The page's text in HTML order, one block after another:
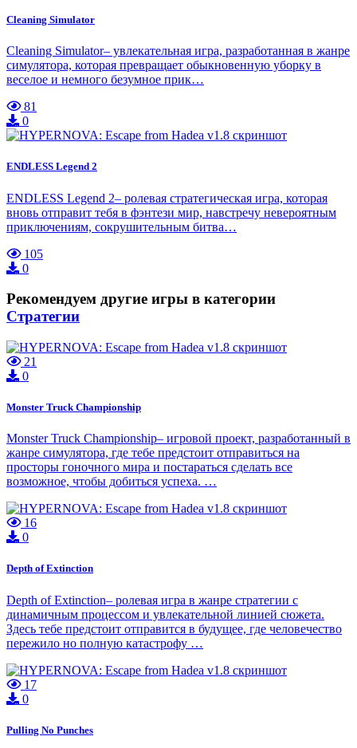
Cleaning Simulator
Cleaning Simulator– увлекательная игра, разработанная в жанре
симулятора, которая превращает обыкновенную уборку в
веселое и немного безумное прик…
81
0
ENDLESS Legend 2
ENDLESS Legend 2– ролевая стратегическая игра, которая
вновь отправит тебя в фэнтези мир, навстречу невероятным
приключениям, сокрушительным битва…
105
0
Рекомендуем другие игры в категории
Стратегии
21
0
Monster Truck Championship
Monster Truck Championship– игровой проект, разработанный в
жанре симулятора, где тебе предстоит отправиться на
просторы гоночного мира и постараться сделать все
возможное, чтобы добиться успеха. …
16
0
Depth of Extinction
Depth of Extinction– ролевая игра в жанре стратегии с
динамичным процессом и увлекательной линией сюжета.
Здесь тебе предстоит отправится в будущее, где человечество
пережило но полную катастрофу …
17
0
Pulling No Punches